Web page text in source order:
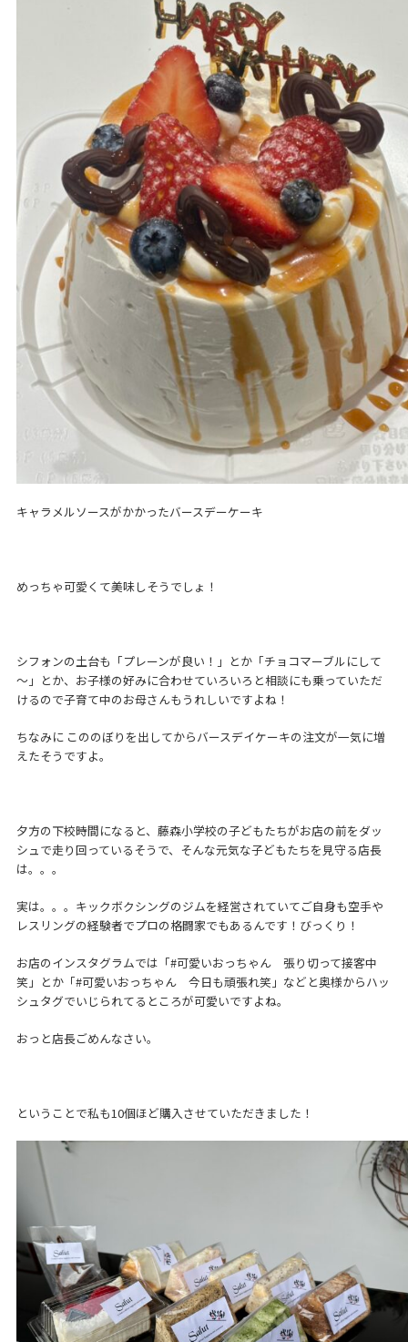
キャラメルソースがかかったバースデーケーキ
めっちゃ可愛くて美味しそうでしょ！
シフォンの土台も「プレーンが良い！」とか「チョコマーブルにして
～」とか、お子様の好みに合わせていろいろと相談にも乗っていただ
けるので子育て中のお母さんもうれしいですよね！
ちなみに こののぼりを出してからバースデイケーキの注文が一気に増
えたそうですよ。
夕方の下校時間になると、藤森小学校の子どもたちがお店の前をダッ
シュで走り回っているそうで、そんな元気な子どもたちを見守る店長
は。。。
実は。。。キックボクシングのジムを経営されていてご自身も空手や
レスリングの経験者でプロの格闘家でもあるんです！びっくり！
お店のインスタグラムでは「#可愛いおっちゃん張り切って接客中
笑」とか「#可愛いおっちゃん今日も頑張れ笑」などと奥様からハッ
シュタグでいじられてるところが可愛いですよね。
おっと店長ごめんなさい。
ということで私も10個ほど購入させていただきました！